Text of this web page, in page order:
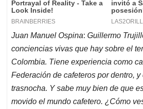
Juan Manuel Ospina: Guillermo
conciencias vivas que hay sobre el
Colombia. Tiene experiencia como
Federación de cafeteros por dentro, y
trasnocha. Y sabe muy bien de que
movido el mundo cafetero. ¿Cómo